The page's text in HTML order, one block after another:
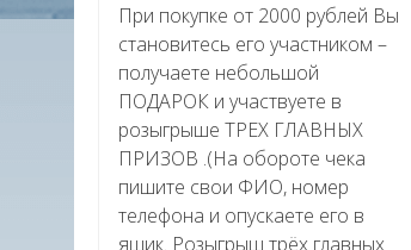
При покупке от 2000 рублей Вы
становитесь его участником –
получаете небольшой
ПОДАРОК и участвуете в
розыгрыше ТРЕХ ГЛАВНЫХ
ПРИЗОВ .(На обороте чека
пишите свои ФИО, номер
телефона и опускаете его в
ящик. Розыгрыш трёх главных